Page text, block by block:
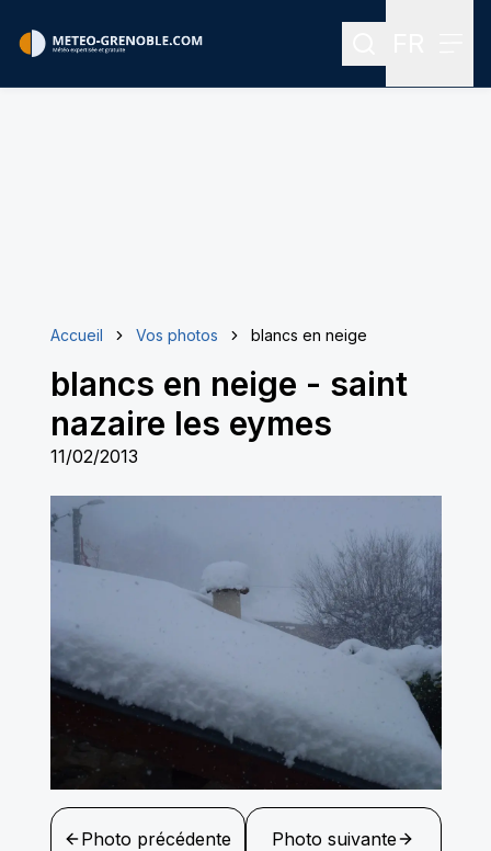
Rechercher
Accueil Vos photos blancs en neige
blancs en neige - saint
nazaire les eymes
11/02/2013
Photo précédente Photo suivante